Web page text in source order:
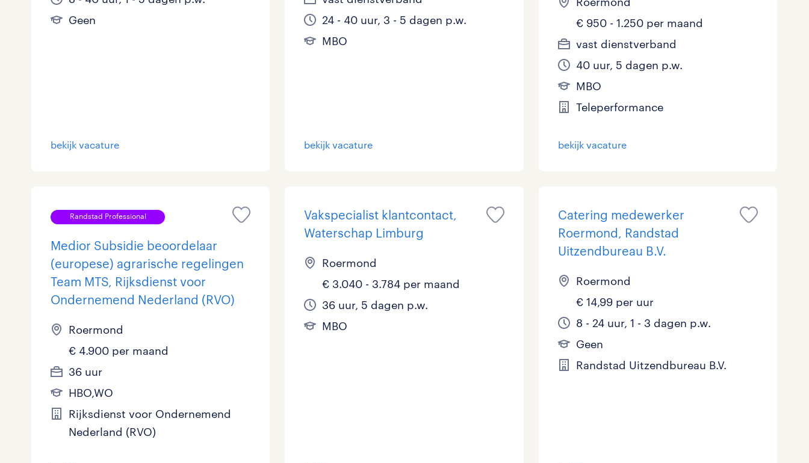
Callcenter / Contactcenter Chauffeurs 5 Commercieel / Verkoop 2
Horeca / Catering 2
Juridisch 2
Marketing & Communicatie
Webcare 0 Zorg / Verpleging 0
toon 41 resultaten
HBO LBO, MAVO, VMBO 0 16
Ondersteunend onderwijs 1
toon 41 resultaten
25 - 32 uur 33 - 36 uur 4 37 - 40+ uur 12
Vast
Geen
bekijk vacature
24 - 40 uur, 3 - 5 dagen p.w.
MBO
bekijk vacature
€ 950 - 1.250 per maand
vast dienstverband
40 uur, 5 dagen p.w.
MBO
Teleperformance
bekijk vacature
Randstad Professional
Medior Subsidie beoordelaar
(europese) agrarische regelingen
Team MTS, Rijksdienst voor
Ondernemend Nederland (RVO)
Roermond
€ 4.900 per maand
36 uur
HBO,WO
Rijksdienst voor Ondernemend
Nederland (RVO)
Vakspecialist klantcontact,
Waterschap Limburg
Roermond
€ 3.040 - 3.784 per maand
36 uur, 5 dagen p.w.
MBO
Catering medewerker
Roermond, Randstad
Uitzendbureau B.V.
Roermond
€ 14,99 per uur
8 - 24 uur, 1 - 3 dagen p.w.
Geen
Randstad Uitzendbureau B.V.